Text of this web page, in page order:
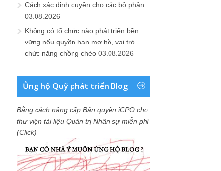
Cách xác định quyền cho các bộ phận
03.08.2026
Không có tổ chức nào phát triển bền
vững nếu quyền hạn mơ hồ, vai trò
chức năng chồng chéo 03.08.2026
Ủng hộ Quỹ phát triển Blog
Bằng cách nâng cấp Bản quyền iCPO cho
thư viện tài liệu Quản trị Nhân sự miễn phí
(Click)